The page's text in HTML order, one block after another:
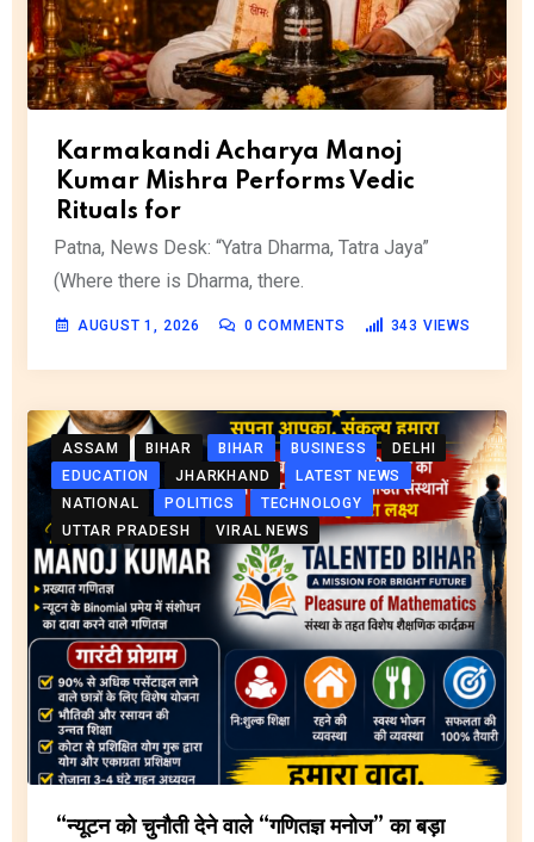
Karmakandi Acharya Manoj
Kumar Mishra Performs Vedic
Rituals for
Patna, News Desk: “Yatra Dharma, Tatra Jaya”
(Where there is Dharma, there.
AUGUST 1, 2026 0 COMMENTS 343 VIEWS
ASSAM BIHAR BIHAR BUSINESS
DELHI
EDUCATION
JHARKHAND
LATEST NEWS
NATIONAL
POLITICS
TECHNOLOGY
UTTAR PRADESH
VIRAL NEWS
“न्यूटन को चुनौती देने वाले “गणितज्ञ मनोज” का बड़ा